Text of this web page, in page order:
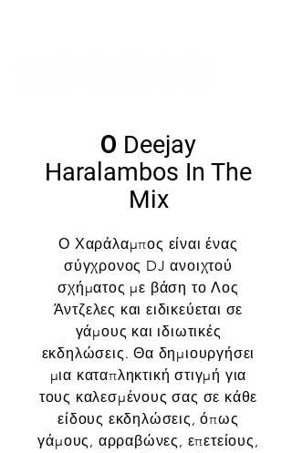
Ο Deejay
Haralambos In The
Mix
Ο Χαράλαμπος είναι ένας
σύγχρονος DJ ανοιχτού
σχήματος με βάση το Λος
Άντζελες και ειδικεύεται σε
γάμους και ιδιωτικές
εκδηλώσεις. Θα δημιουργήσει
μια καταπληκτική στιγμή για
τους καλεσμένους σας σε κάθε
είδους εκδηλώσεις, όπως
γάμους, αρραβώνες, επετείους,